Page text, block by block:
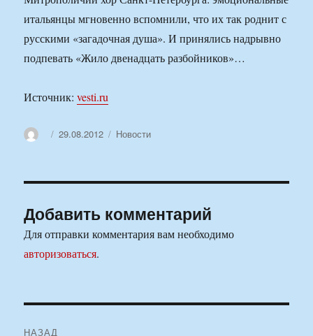
итальянцы мгновенно вспомнили, что их так роднит с
русскими «загадочная душа». И принялись надрывно
подпевать «Жило двенадцать разбойников»…
Источник:vesti.ru
АвторОпубликовано
29.08.2012 Рубрики
Новости
Добавить комментарий
Для отправки комментария вам необходимо
авторизоваться.
НАЗАД